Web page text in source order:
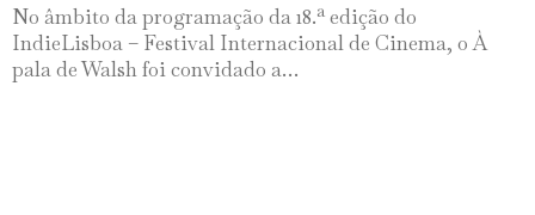
No âmbito da programação da 18.ª edição do
IndieLisboa – Festival Internacional de Cinema, o À
pala de Walsh foi convidado a…